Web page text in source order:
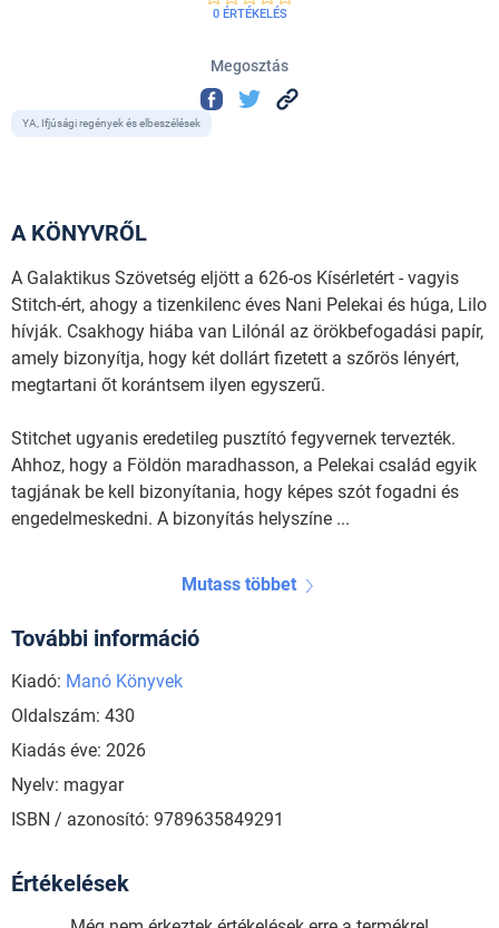
0 ÉRTÉKELÉS
Megosztás
YA, Ifjúsági regények és elbeszélések
A KÖNYVRŐL
A Galaktikus Szövetség eljött a 626-os Kísérletért - vagyis
Stitch-ért, ahogy a tizenkilenc éves Nani Pelekai és húga, Lilo
hívják. Csakhogy hiába van Lilónál az örökbefogadási papír,
amely bizonyítja, hogy két dollárt fizetett a szőrös lényért,
megtartani őt korántsem ilyen egyszerű.
Stitchet ugyanis eredetileg pusztító fegyvernek tervezték.
Ahhoz, hogy a Földön maradhasson, a Pelekai család egyik
tagjának be kell bizonyítania, hogy képes szót fogadni és
engedelmeskedni. A bizonyítás helyszíne ...
Mutass többet
További információ
Kiadó: Manó Könyvek
Oldalszám: 430
Kiadás éve: 2026
Nyelv: magyar
ISBN / azonosító: 9789635849291
Értékelések